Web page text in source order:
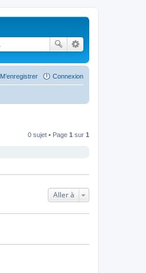
Connexion
M’enregistrer
0 sujet • Page 1 sur 1
Aller à